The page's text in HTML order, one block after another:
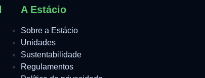
A Estácio
Sobre a Estácio
Unidades
Sustentabilidade
Regulamentos